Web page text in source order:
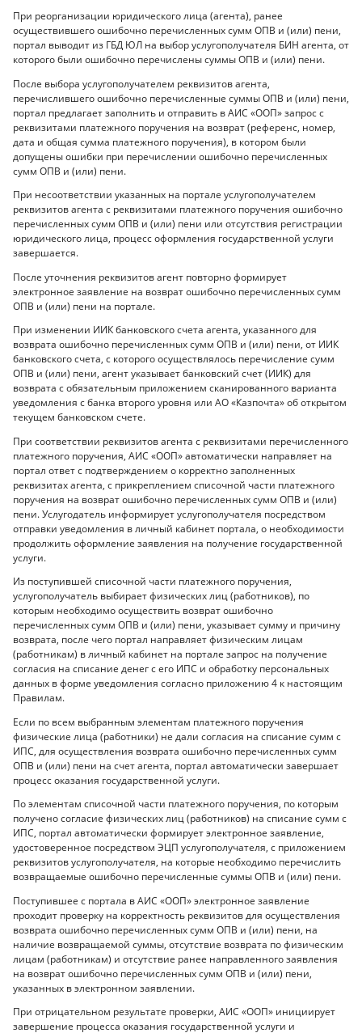
При реорганизации юридического лица (агента), ранее
осуществившего ошибочно перечисленных сумм ОПВ и (или) пени,
портал выводит из ГБД ЮЛ на выбор услугополучателя БИН агента, от
которого были ошибочно перечислены суммы ОПВ и (или) пени.
После выбора услугополучателем реквизитов агента,
перечислившего ошибочно перечисленные суммы ОПВ и (или) пени,
портал предлагает заполнить и отправить в АИС «ООП» запрос с
реквизитами платежного поручения на возврат (референс, номер,
дата и общая сумма платежного поручения), в котором были
допущены ошибки при перечислении ошибочно перечисленных
сумм ОПВ и (или) пени.
При несоответствии указанных на портале услугополучателем
реквизитов агента с реквизитами платежного поручения ошибочно
перечисленных сумм ОПВ и (или) пени или отсутствия регистрации
юридического лица, процесс оформления государственной услуги
завершается.
После уточнения реквизитов агент повторно формирует
электронное заявление на возврат ошибочно перечисленных сумм
ОПВ и (или) пени на портале.
При изменении ИИК банковского счета агента, указанного для
возврата ошибочно перечисленных сумм ОПВ и (или) пени, от ИИК
банковского счета, с которого осуществлялось перечисление сумм
ОПВ и (или) пени, агент указывает банковский счет (ИИК) для
возврата с обязательным приложением сканированного варианта
уведомления с банка второго уровня или АО «Казпочта» об открытом
текущем банковском счете.
При соответствии реквизитов агента с реквизитами перечисленного
платежного поручения, АИС «ООП» автоматически направляет на
портал ответ с подтверждением о корректно заполненных
реквизитах агента, с прикреплением списочной части платежного
поручения на возврат ошибочно перечисленных сумм ОПВ и (или)
пени. Услугодатель информирует услугополучателя посредством
отправки уведомления в личный кабинет портала, о необходимости
продолжить оформление заявления на получение государственной
услуги.
Из поступившей списочной части платежного поручения,
услугополучатель выбирает физических лиц (работников), по
которым необходимо осуществить возврат ошибочно
перечисленных сумм ОПВ и (или) пени, указывает сумму и причину
возврата, после чего портал направляет физическим лицам
(работникам) в личный кабинет на портале запрос на получение
согласия на списание денег с его ИПС и обработку персональных
данных в форме уведомления согласно приложению 4 к настоящим
Правилам.
Если по всем выбранным элементам платежного поручения
физические лица (работники) не дали согласия на списание сумм с
ИПС, для осуществления возврата ошибочно перечисленных сумм
ОПВ и (или) пени на счет агента, портал автоматически завершает
процесс оказания государственной услуги.
По элементам списочной части платежного поручения, по которым
получено согласие физических лиц (работников) на списание сумм с
ИПС, портал автоматически формирует электронное заявление,
удостоверенное посредством ЭЦП услугополучателя, с приложением
реквизитов услугополучателя, на которые необходимо перечислить
возвращаемые ошибочно перечисленные суммы ОПВ и (или) пени.
Поступившее с портала в АИС «ООП» электронное заявление
проходит проверку на корректность реквизитов для осуществления
возврата ошибочно перечисленных сумм ОПВ и (или) пени, на
наличие возвращаемой суммы, отсутствие возврата по физическим
лицам (работникам) и отсутствие ранее направленного заявления
на возврат ошибочно перечисленных сумм ОПВ и (или) пени,
указанных в электронном заявлении.
При отрицательном результате проверки, АИС «ООП» инициирует
завершение процесса оказания государственной услуги и